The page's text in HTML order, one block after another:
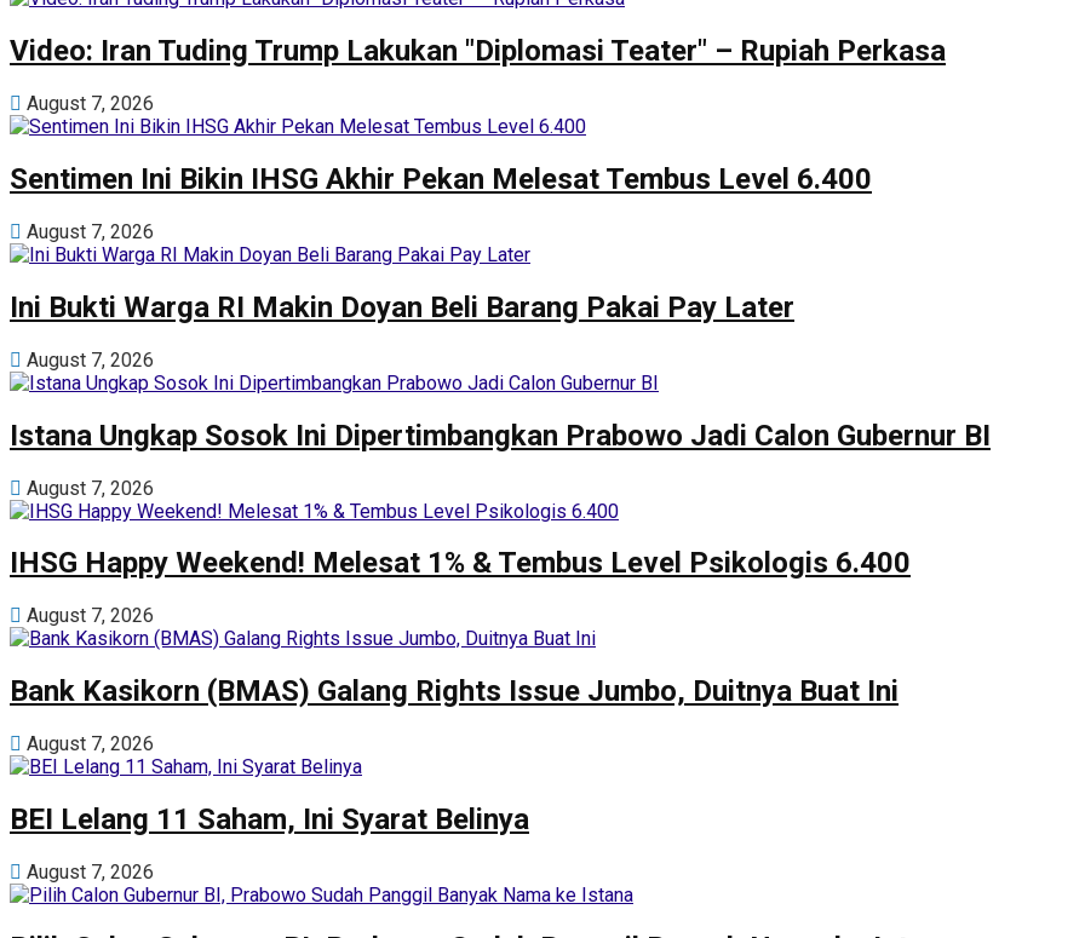
Video: Iran Tuding Trump Lakukan "Diplomasi Teater" – Rupiah Perkasa
August 7, 2026
Sentimen Ini Bikin IHSG Akhir Pekan Melesat Tembus Level 6.400
August 7, 2026
Ini Bukti Warga RI Makin Doyan Beli Barang Pakai Pay Later
August 7, 2026
Istana Ungkap Sosok Ini Dipertimbangkan Prabowo Jadi Calon Gubernur BI
August 7, 2026
IHSG Happy Weekend! Melesat 1% & Tembus Level Psikologis 6.400
August 7, 2026
Bank Kasikorn (BMAS) Galang Rights Issue Jumbo, Duitnya Buat Ini
August 7, 2026
BEI Lelang 11 Saham, Ini Syarat Belinya
August 7, 2026